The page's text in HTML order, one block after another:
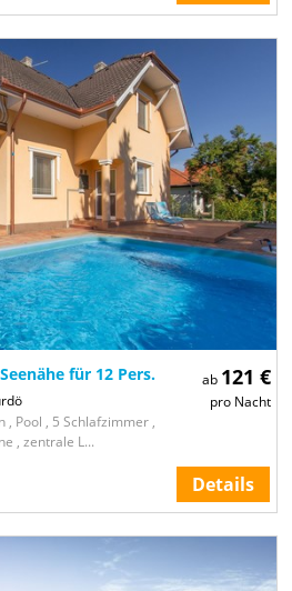
ab 121 €
pro Nacht
für 12 Pers.
, Pool , 5 Schlafzimmer ,
, zentrale L...
Details